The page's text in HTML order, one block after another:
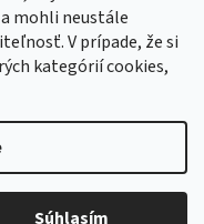
mohli neustále
V prípade, že si
kategórií cookies,
Súhlasím
vyhradené.Upraviť